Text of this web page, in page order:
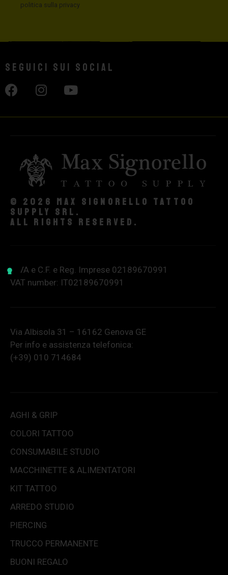
politica sulla privacy
Seguici sui social
© 2026 Max Signorello Tattoo
supply srl.
All rights reserved.
P.IVA e C.F. e Reg. Imprese 02189670991
VAT number: IT02189670991
Via Albisola 31 – 16162 Genova GE
Per info e assistenza telefonica:
(+39) 010 714684
AGHI & GRIP
COLORI TATTOO
CONSUMABILE STUDIO
MACCHINETTE & ALIMENTATORI
KIT TATTOO
ARREDO STUDIO
PIERCING
TRUCCO PERMANENTE
BUONI REGALO